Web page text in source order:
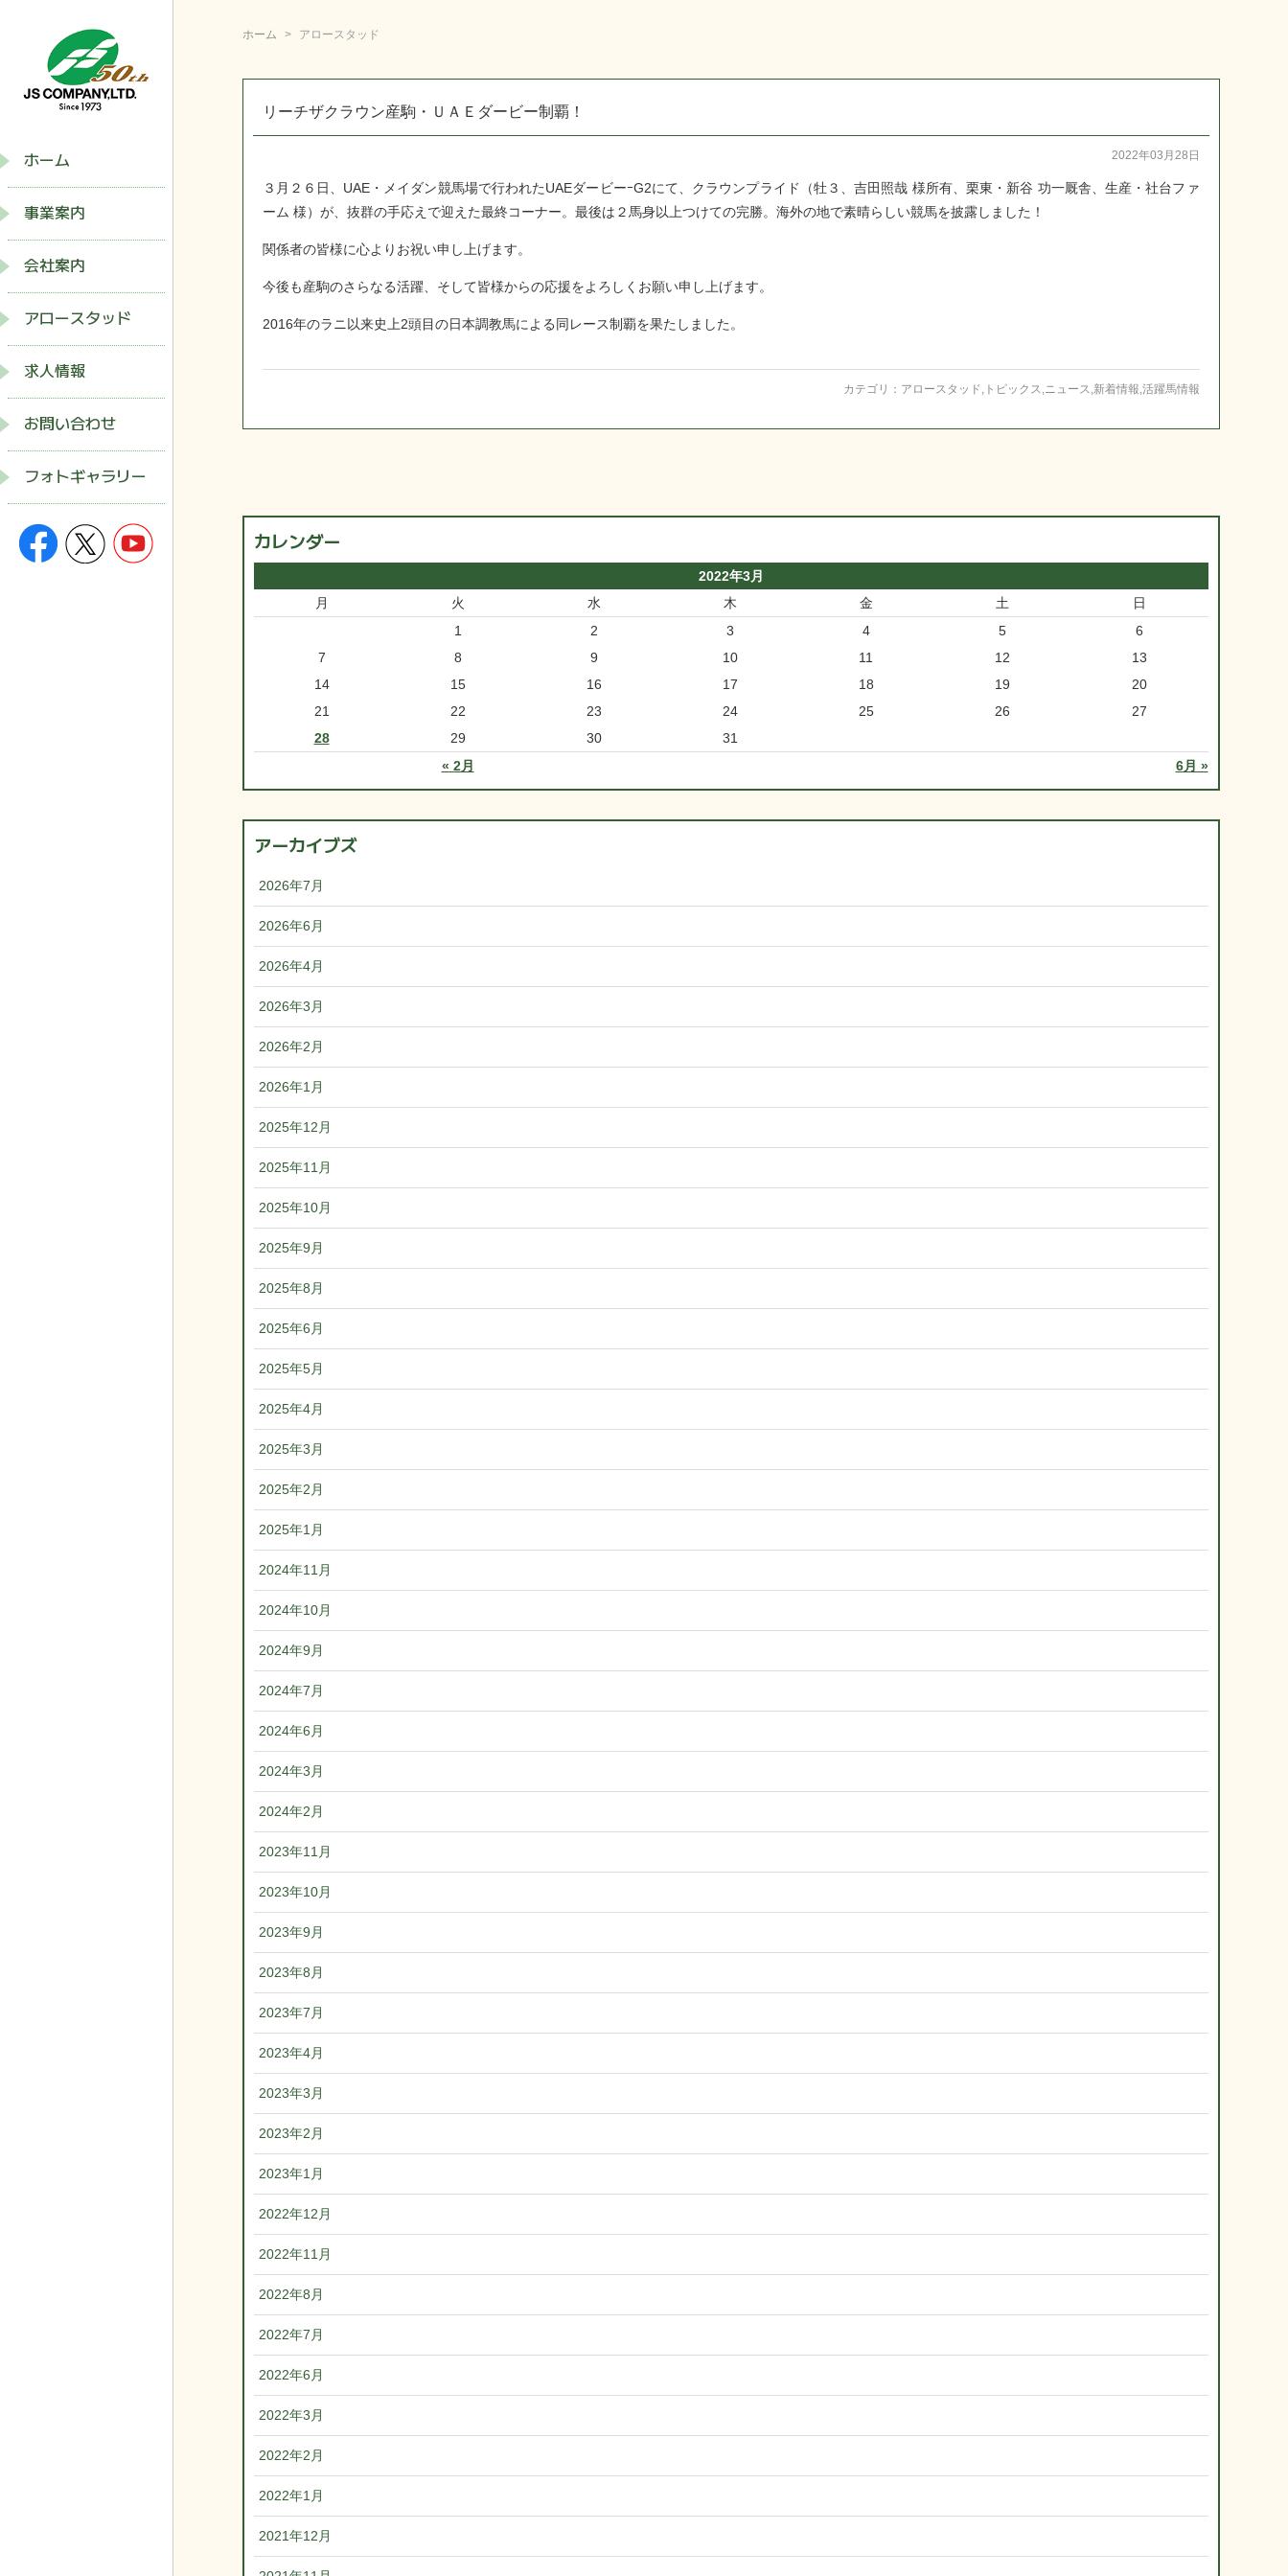
ホーム
事業案内
会社案内
アロースタッド
求人情報
お問い合わせ
フォトギャラリー
ホーム アロースタッド
リーチザクラウン産駒・ＵＡＥダービー制覇！
2022年03月28日
３月２６日、UAE・メイダン競馬場で行われたUAEダービーｰG2にて、クラウンプライド（牡３、吉田照哉 様所有、栗東・新谷 功一厩舎、生産・社台ファ
ーム 様）が、抜群の手応えで迎えた最終コーナー。最後は２馬身以上つけての完勝。海外の地で素晴らしい競馬を披露しました！
関係者の皆様に心よりお祝い申し上げます。
今後も産駒のさらなる活躍、そして皆様からの応援をよろしくお願い申し上げます。
2016年のラニ以来史上2頭目の日本調教馬による同レース制覇を果たしました。
カテゴリ： アロースタッド トピックス ニュース 新着情報 活躍馬情報
カレンダー
2022年3月
月
火 水 木 金 土 日
« 2月 6月 »
1 2 3 4 5
6
7
8 9 10 11 12
13
14
15 16 17 18 19
20
21
22 23 24 25 26
27
28
29 30 31
アーカイブズ
2026年7月
2026年6月
2026年4月
2026年3月
2026年2月
2026年1月
2025年12月
2025年11月
2025年10月
2025年9月
2025年8月
2025年6月
2025年5月
2025年4月
2025年3月
2025年2月
2025年1月
2024年11月
2024年10月
2024年9月
2024年7月
2024年6月
2024年3月
2024年2月
2023年11月
2023年10月
2023年9月
2023年8月
2023年7月
2023年4月
2023年3月
2023年2月
2023年1月
2022年12月
2022年11月
2022年8月
2022年7月
2022年6月
2022年3月
2022年2月
2022年1月
2021年12月